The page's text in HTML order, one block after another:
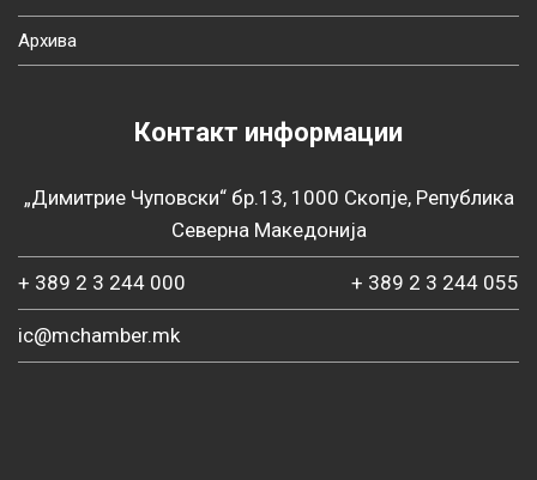
Архива
Контакт информации
„Димитрие Чуповски“ бр.13, 1000 Скопје, Република
Северна Македонија
+ 389 2 3 244 000 + 389 2 3 244 055
ic@mchamber.mk